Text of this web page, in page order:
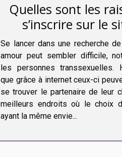
Quelles sont les
s’inscrire sur le
rencontre My
Date ?
Se lancer dans une recherche
amour peut sembler difficile,
les personnes transsexuelles.
que grâce à internet ceux-ci
se trouver le partenaire de leur
meilleurs endroits où le choix
ayant la même envie...